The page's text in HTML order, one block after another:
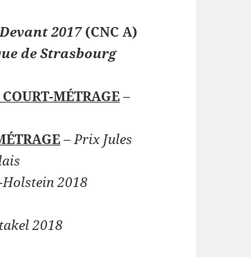
2017(CNC A)
de Strasbourg
MÉTRAGE –
– Prix Jules
2018
2018